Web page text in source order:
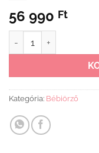
56 990 Ft
Kategória: Bébiörző